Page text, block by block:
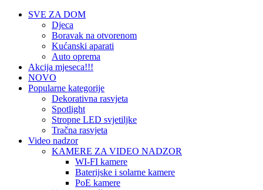
SVE ZA DOM
Djeca
Boravak na otvorenom
Kućanski aparati
Auto oprema
Akcija mjeseca!!!
NOVO
Popularne kategorije
Dekorativna rasvjeta
Spotlight
Stropne LED svjetiljke
Tračna rasvjeta
Video nadzor
KAMERE ZA VIDEO NADZOR
WI-FI kamere
Baterijske i solarne kamere
PoE kamere